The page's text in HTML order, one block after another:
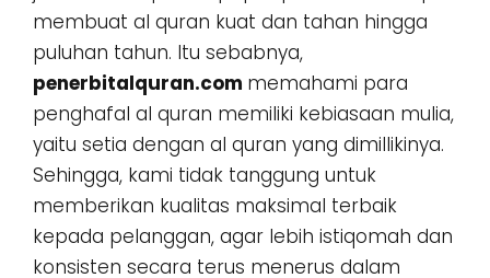
membuat al quran kuat dan tahan hingga
puluhan tahun. Itu sebabnya,
penerbitalquran.com memahami para
penghafal al quran memiliki kebiasaan mulia,
yaitu setia dengan al quran yang dimillikinya.
Sehingga, kami tidak tanggung untuk
memberikan kualitas maksimal terbaik
kepada pelanggan, agar lebih istiqomah dan
konsisten secara terus menerus dalam